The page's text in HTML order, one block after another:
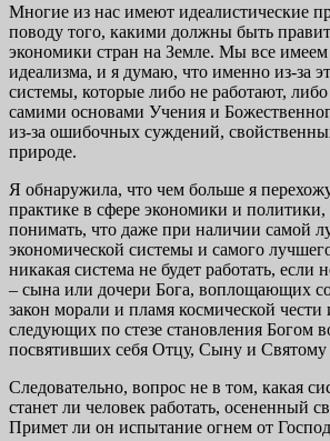
Многие из нас имеют идеалистические
поводу того, какими должны быть
экономики стран на Земле. Мы все
идеализма, и я думаю, что именно из-за
системы, которые либо не работают, либо
самими основами Учения и
из-за ошибочных суждений,
природе.
Я обнаружила, что чем больше я
практике в сфере экономики и
понимать, что даже при наличии самой
экономической системы и самого
никакая система не будет работать, если
– сына или дочери Бога, воплощающих
закон морали и пламя космической чести
следующих по стезе становления Богом
посвятивших себя Отцу, Сыну и Святому
Следовательно, вопрос не в том, какая
станет ли человек работать, осененный
Примет ли он испытание огнем от